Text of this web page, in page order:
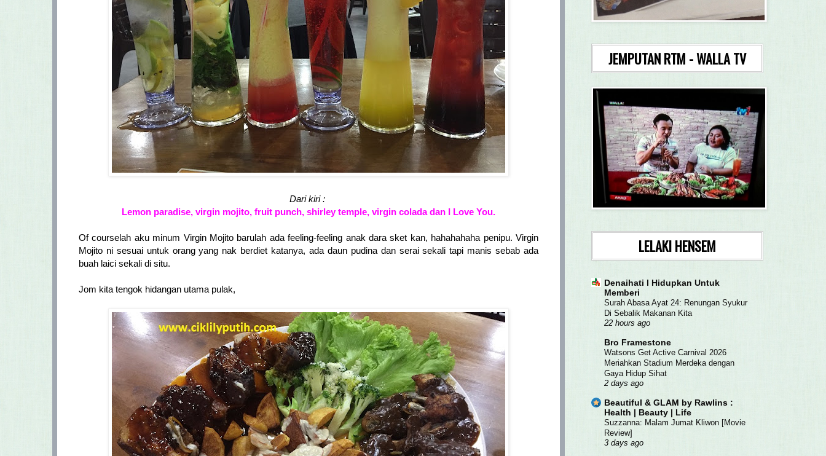
Dari kiri :
Lemon paradise, virgin mojito, fruit punch, shirley temple, virgin colada dan I Love You.
Of courselah aku minum Virgin Mojito barulah ada feeling-feeling anak dara sket kan, hahahahaha penipu. Virgin
Mojito ni sesuai untuk orang yang nak berdiet katanya, ada daun pudina dan serai sekali tapi manis sebab ada
buah laici sekali di situ.
Jom kita tengok hidangan utama pulak,
JEMPUTAN RTM - WALLA TV
LELAKI HENSEM
Denaihati l Hidupkan Untuk
Memberi
Surah Abasa Ayat 24: Renungan Syukur
Di Sebalik Makanan Kita
22 hours ago
Bro Framestone
Watsons Get Active Carnival 2026
Meriahkan Stadium Merdeka dengan
Gaya Hidup Sihat
2 days ago
Beautiful & GLAM by Rawlins :
Health | Beauty | Life
Suzzanna: Malam Jumat Kliwon [Movie
Review]
3 days ago